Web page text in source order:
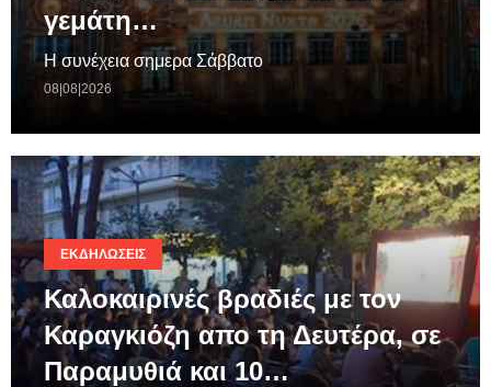
γεμάτη…
Η συνέχεια σημερα Σάββατο
08|08|2026
ΕΚΔΗΛΏΣΕΙΣ
Καλοκαιρινές βραδιές με τον
Καραγκιόζη απο τη Δευτέρα, σε
Παραμυθιά και 10…